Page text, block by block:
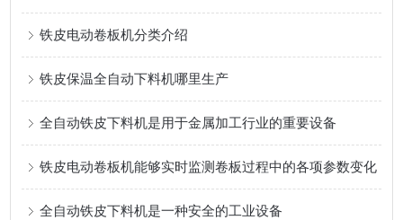
铁皮电动卷板机分类介绍
铁皮保温全自动下料机哪里生产
全自动铁皮下料机是用于金属加工行业的重要设备
铁皮电动卷板机能够实时监测卷板过程中的各项参数变化
全自动铁皮下料机是一种安全的工业设备